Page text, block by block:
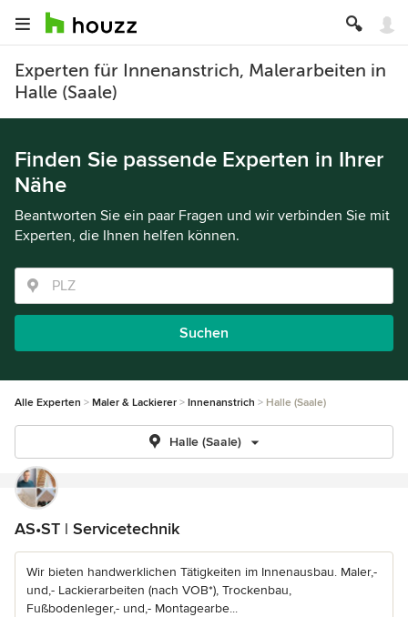
Experten für Innenanstrich, Malerarbeiten in
Halle (Saale)
Finden Sie passende Experten in Ihrer
Nähe
Beantworten Sie ein paar Fragen und wir verbinden Sie mit
Experten, die Ihnen helfen können.
Suchen
Alle Experten Maler & Lackierer Innenanstrich Halle (Saale)
Halle (Saale)
AS•ST | Servicetechnik
Wir bieten handwerklichen Tätigkeiten im Innenausbau. Maler,-
und,- Lackierarbeiten (nach VOB*), Trockenbau,
Fußbodenleger,- und,- Montagearbe...